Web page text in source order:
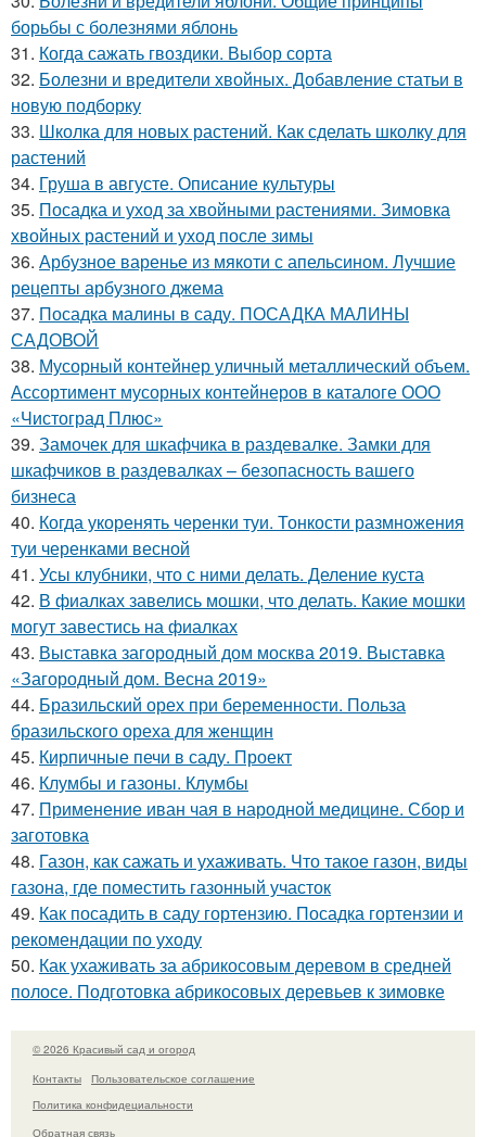
борьбы с болезнями яблонь
31. Когда сажать гвоздики. Выбор сорта
32. Болезни и вредители хвойных. Добавление статьи в
новую подборку
33. Школка для новых растений. Как сделать школку для
растений
34. Груша в августе. Описание культуры
35. Посадка и уход за хвойными растениями. Зимовка
хвойных растений и уход после зимы
36. Арбузное варенье из мякоти с апельсином. Лучшие
рецепты арбузного джема
37. Посадка малины в саду. ПОСАДКА МАЛИНЫ
САДОВОЙ
38. Мусорный контейнер уличный металлический объем.
Ассортимент мусорных контейнеров в каталоге ООО
«Чистоград Плюс»
39. Замочек для шкафчика в раздевалке. Замки для
шкафчиков в раздевалках – безопасность вашего
бизнеса
40. Когда укоренять черенки туи. Тонкости размножения
туи черенками весной
41. Усы клубники, что с ними делать. Деление куста
42. В фиалках завелись мошки, что делать. Какие мошки
могут завестись на фиалках
43. Выставка загородный дом москва 2019. Выставка
«Загородный дом. Весна 2019»
44. Бразильский орех при беременности. Польза
бразильского ореха для женщин
45. Кирпичные печи в саду. Проект
46. Клумбы и газоны. Клумбы
47. Применение иван чая в народной медицине. Сбор и
заготовка
48. Газон, как сажать и ухаживать. Что такое газон, виды
газона, где поместить газонный участок
49. Как посадить в саду гортензию. Посадка гортензии и
рекомендации по уходу
50. Как ухаживать за абрикосовым деревом в средней
полосе. Подготовка абрикосовых деревьев к зимовке
© 2026 Красивый сад и огород
Контакты
Пользовательское соглашение
Политика конфидециальности
Обратная связь